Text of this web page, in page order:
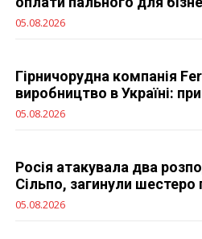
05.08.2026
Гірничорудна компанія
виробництво в Україні:
05.08.2026
Росія атакувала два
Сільпо, загинули шестеро
05.08.2026